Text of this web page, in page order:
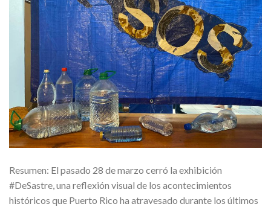
Resumen: El pasado 28 de marzo cerró la exhibición
#DeSastre, una reflexión visual de los acontecimientos
históricos que Puerto Rico ha atravesado durante los últimos